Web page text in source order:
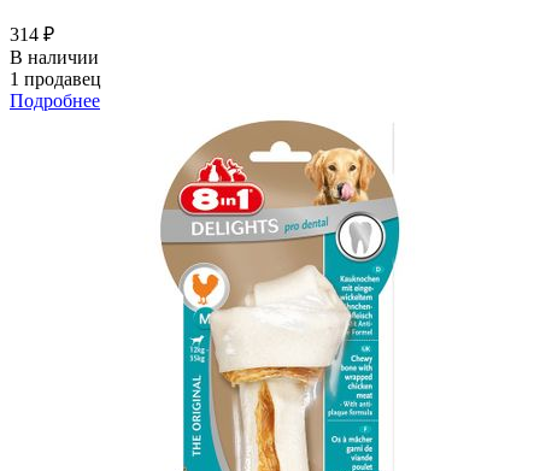
314 ₽
В наличии
1 продавец
Подробнее